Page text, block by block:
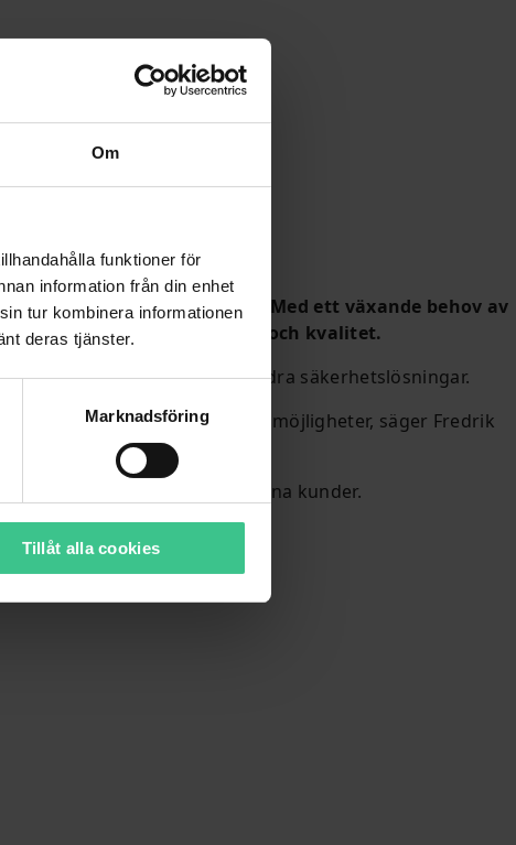
Om
funktioner för
information från din enhet
tur kombinera informationen
deras tjänster.
Marknadsföring
Tillåt alla cookies
partnerskap med Dahua. Med ett växande behov av
får tillgång till både bredd och kvalitet.
avancerade kameror och andra säkerhetslösningar.
och ge installatörerna fler valmöjligheter, säger Fredrik
bättre förutsättningar för sina kunder.